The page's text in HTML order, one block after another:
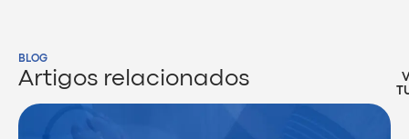
BLOG
Artigos relacionados